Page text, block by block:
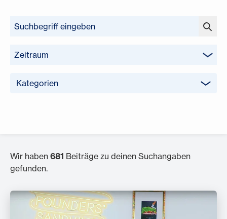
Zeitraum
Kategorien
Wir haben 681 Beiträge zu deinen Suchangaben
gefunden.